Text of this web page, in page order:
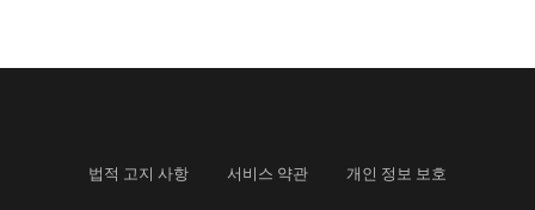
법적 고지 사항 서비스 약관 개인 정보 보호